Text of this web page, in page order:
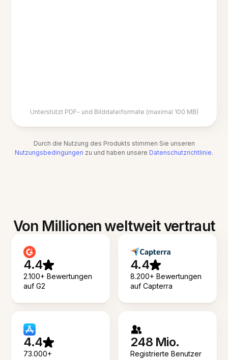
Unterstützt PDF- und Bilddateiformate (maximal 100 MB)
Durch die Nutzung des Produkts stimmen Sie unseren
Nutzungsbedingungen zu und haben unsere Datenschutzrichtlinie.
Von Millionen weltweit vertraut
4.4
2.100+ Bewertungen
auf G2
4.4
8.200+ Bewertungen
auf Capterra
4.4
73.000+
248 Mio.
Registrierte Benutzer